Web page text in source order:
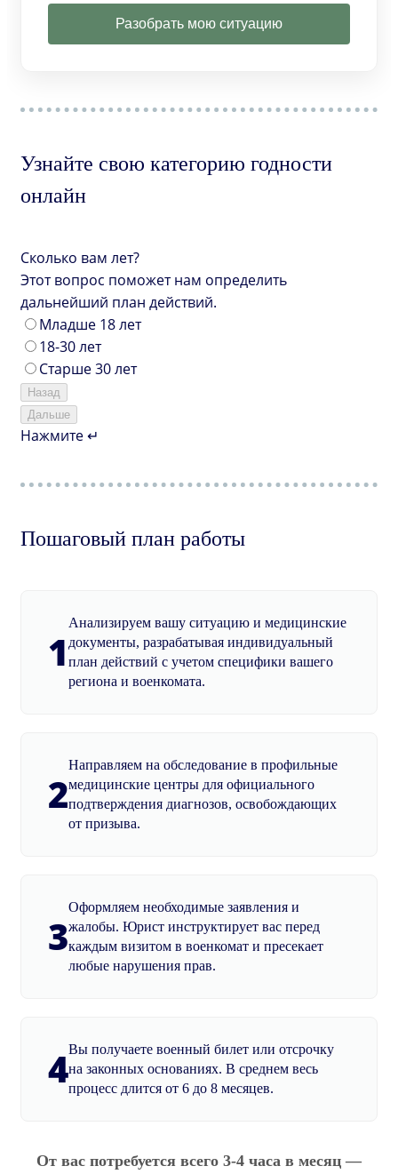
Разобрать мою ситуацию
Узнайте свою категорию годности
онлайн
Сколько вам лет?
Этот вопрос поможет нам определить
дальнейший план действий.
Младше 18 лет
18-30 лет
Старше 30 лет
Назад
Дальше
Нажмите ↵
Пошаговый план работы
1
Анализируем вашу ситуацию и медицинские
документы, разрабатывая индивидуальный
план действий с учетом специфики вашего
региона и военкомата.
2
Направляем на обследование в профильные
медицинские центры для официального
подтверждения диагнозов, освобождающих
от призыва.
3
Оформляем необходимые заявления и
жалобы. Юрист инструктирует вас перед
каждым визитом в военкомат и пресекает
любые нарушения прав.
4Вы получаете военный билет или отсрочку
на законных основаниях. В среднем весь
процесс длится от 6 до 8 месяцев.
От вас потребуется всего 3-4 часа в месяц —